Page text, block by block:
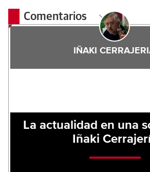
Comentarios
IÑAKI
La actualidad en una
Iñaki